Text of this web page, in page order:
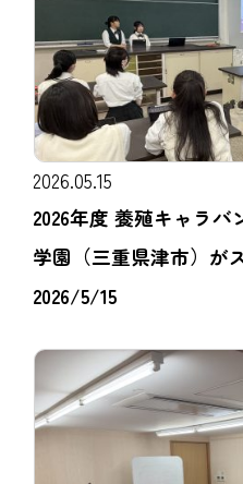
2026.05.15
2026年度 養殖キャラ
学園（三重県津市）が
2026/5/15